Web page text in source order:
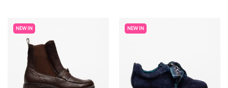
NEW IN NEW IN